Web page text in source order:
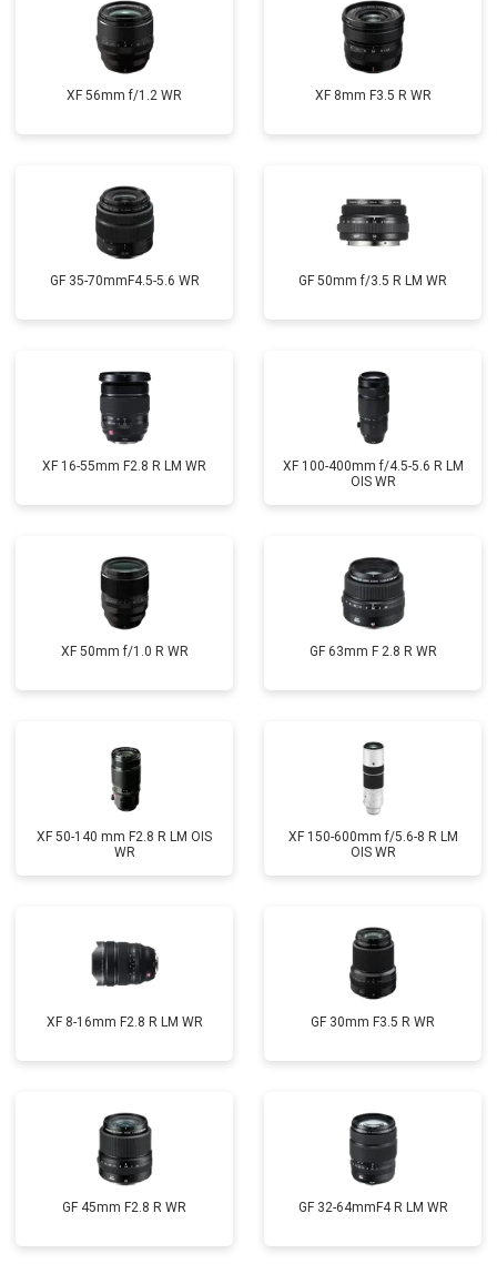
XF 56mm f/1.2 WR XF 8mm F3.5 R WR
GF 35-70mmF4.5-5.6 WR GF 50mm f/3.5 R LM WR
XF 16-55mm F2.8 R LM WR
XF 100-400mm f/4.5-5.6 R LM
OIS WR
XF 50mm f/1.0 R WR GF 63mm F 2.8 R WR
XF 50-140 mm F2.8 R LM OIS
WR
XF 150-600mm f/5.6-8 R LM
OIS WR
XF 8-16mm F2.8 R LM WR GF 30mm F3.5 R WR
GF 45mm F2.8 R WR GF 32-64mmF4 R LM WR